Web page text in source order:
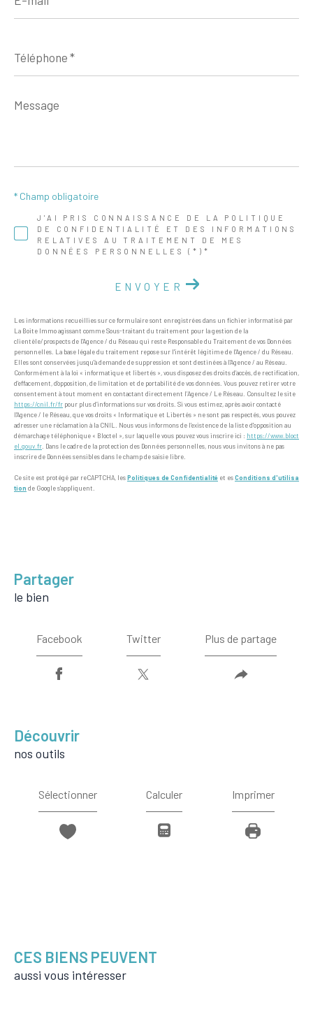
*
*
Message
*
J'AI PRIS CONNAISSANCE DE LA POLITIQUE
DE CONFIDENTIALITÉ ET DES INFORMATIONS
RELATIVES AU TRAITEMENT DE MES
DONNÉES PERSONNELLES (*)*
* Champ obligatoire
ENVOYER
Les informations recueillies sur ce formulaire sont enregistrées dans un fichier informatisé par
La Boite Immo agissant comme Sous-traitant du traitement pour la gestion de la
clientèle/prospects de l'Agence / du Réseau qui reste Responsable du Traitement de vos Données
personnelles. La base légale du traitement repose sur l'intérêt légitime de l'Agence / du Réseau.
Elles sont conservées jusqu'à demande de suppression et sont destinées à l'Agence / au Réseau.
Conformément à la loi « informatique et libertés », vous disposez des droits d’accès, de rectification,
d’effacement, d’opposition, de limitation et de portabilité de vos données. Vous pouvez retirer votre
consentement à tout moment en contactant directement l’Agence / Le Réseau. Consultez le site
https://cnil.fr/fr pour plus d’informations sur vos droits. Si vous estimez, après avoir contacté
l'Agence / le Réseau, que vos droits « Informatique et Libertés » ne sont pas respectés, vous pouvez
adresser une réclamation à la CNIL. Nous vous informons de l’existence de la liste d'opposition au
démarchage téléphonique « Bloctel », sur laquelle vous pouvez vous inscrire ici : https://www.bloct
el.gouv.fr . Dans le cadre de la protection des Données personnelles, nous vous invitons à ne pas
inscrire de Données sensibles dans le champ de saisie libre.
Ce site est protégé par reCAPTCHA, lesPolitiques de Confidentialité et esConditions d'utilisa
tion de Google s'appliquent.
partager
le bien
Facebook Twitter Plus de partage
découvrir
nos outils
Sélectionner Calculer Imprimer
CES BIENS PEUVENT
aussi vous intéresser